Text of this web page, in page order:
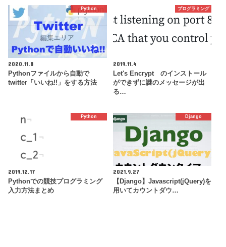
Python
2020.11.8
Pythonファイルから自動で
twitter「いいね!!」をする方法
プログラミング
2019.11.4
Let's Encrypt のインストール
ができずに謎のメッセージが出
る…
Python
2019.12.17
Pythonでの競技プログラミング
入力方法まとめ
Django
2021.9.27
【Django】Javascript(jQuery)を
用いてカウントダウ…